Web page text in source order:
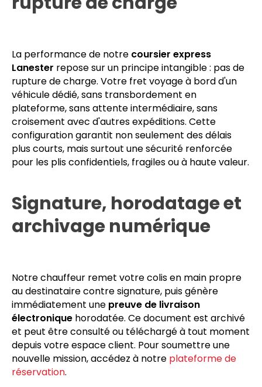
rupture de charge
La performance de notrecoursier express
Lanesterrepose sur un principe intangible : pas de
rupture de charge. Votre fret voyage à bord d'un
véhicule dédié, sans transbordement en
plateforme, sans attente intermédiaire, sans
plus courts, mais surtout une sécurité renforcée
pour les plis confidentiels, fragiles ou à haute valeur.
archivage numérique
Notre chauffeur remet votre colis en main propre
au destinataire contre signature, puis génère
immédiatement unepreuve de livraison
électronique